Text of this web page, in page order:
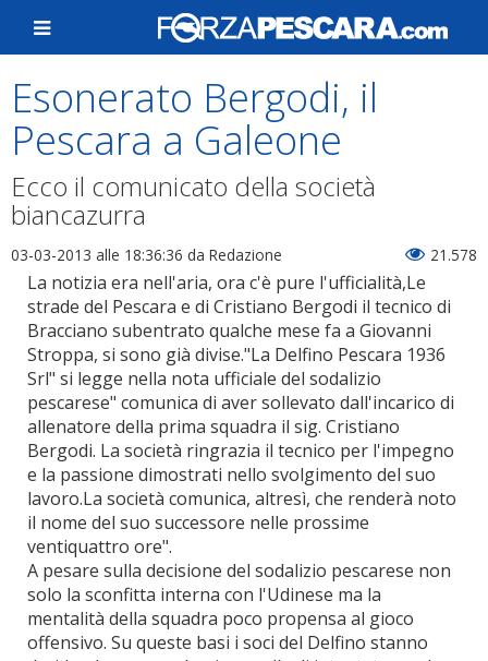
Esonerato Bergodi, il
Pescara a Galeone
Ecco il comunicato della società
biancazurra
03-03-2013 alle 18:36:36 da Redazione 21.578
La notizia era nell'aria, ora c'è pure l'ufficialità,Le
strade del Pescara e di Cristiano Bergodi il tecnico di
Bracciano subentrato qualche mese fa a Giovanni
Stroppa, si sono già divise."La Delfino Pescara 1936
Srl" si legge nella nota ufficiale del sodalizio
pescarese" comunica di aver sollevato dall'incarico di
allenatore della prima squadra il sig. Cristiano
Bergodi. La società ringrazia il tecnico per l'impegno
e la passione dimostrati nello svolgimento del suo
lavoro.La società comunica, altresì, che renderà noto
il nome del suo successore nelle prossime
ventiquattro ore".
A pesare sulla decisione del sodalizio pescarese non
solo la sconfitta interna con l'Udinese ma la
mentalità della squadra poco propensa al gioco
offensivo. Su queste basi i soci del Delfino stanno